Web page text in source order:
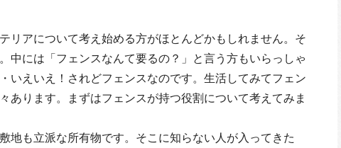
リアについて考え始める方がほとんどかもしれません。そ
中には「フェンスなんて要るの？」と言う方もいらっしゃ
いえいえ！されどフェンスなのです。生活してみてフェン
あります。まずはフェンスが持つ役割について考えてみま
地も立派な所有物です。そこに知らない人が入ってきた